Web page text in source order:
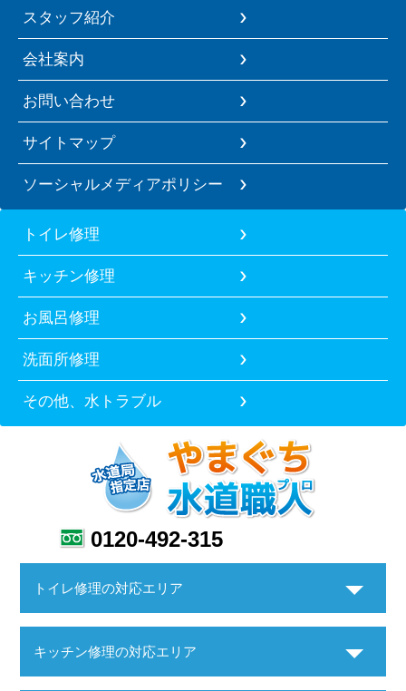
スタッフ紹介
会社案内
お問い合わせ
サイトマップ
ソーシャルメディアポリシー
トイレ修理
キッチン修理
お風呂修理
洗面所修理
その他、水トラブル
0120-492-315
トイレ修理の対応エリア
キッチン修理の対応エリア